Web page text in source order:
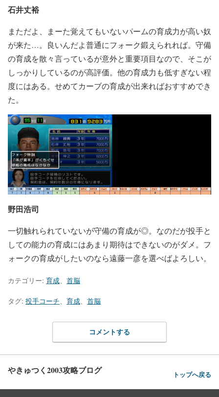
石井丈裕
まただよ、まーた覚えてもいないパームの育成力が高い奴
が来た…。良いんだよ普通にフォーク鍛えられれば。守備
の育成を散々言っているが意外と重要項目なので、そこが
しっかりしているのが高評価。他の育成力も低すぎない程
度にはある。せめてカーブの育成が出来ればおすすめでき
た。
野田浩司
一切触れられていないが守備の育成が◎。なのだが投手と
しての能力の育成にはあまり期待はできないのがダメ。フ
ォークの育成がしたいのなら遠藤一彦を選べばよろしい。
カテゴリー: 育成 首脳
タグ: 投手コーチ 育成 首脳
コメントする
やきゅつく2003攻略ブログ トップへ戻る